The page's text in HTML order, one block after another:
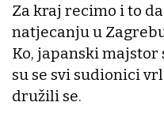
Za kraj recimo i to
natjecanju u
Ko, japanski majstor
su se svi sudionici
družili se.